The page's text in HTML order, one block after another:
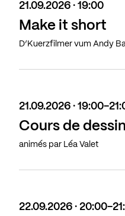
21.09.2026 · 19:00
Make it short
D’Kuerzfilmer vum Andy
21.09.2026 · 19:00-
Cours de dessin
animés par Léa Valet
22.09.2026 · 20:00-